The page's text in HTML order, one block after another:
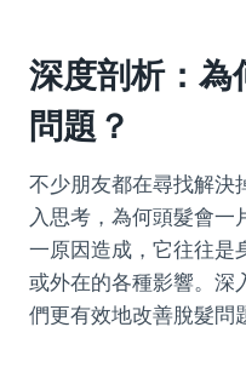
深度剖析：為
問題？
不少朋友都在尋找解決
入思考，為何頭髮會一
一原因造成，它往往是
或外在的各種影響。深
們更有效地改善脫髮問